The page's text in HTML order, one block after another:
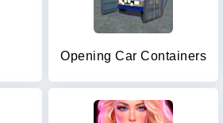
Opening Сar Сontainers